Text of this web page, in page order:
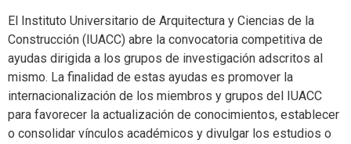
El Instituto Universitario de Arquitectura y Ciencias de la
Construcción (IUACC) abre la convocatoria competitiva de
ayudas dirigida a los grupos de investigación adscritos al
mismo. La finalidad de estas ayudas es promover la
internacionalización de los miembros y grupos del IUACC
para favorecer la actualización de conocimientos, establecer
o consolidar vínculos académicos y divulgar los estudios o